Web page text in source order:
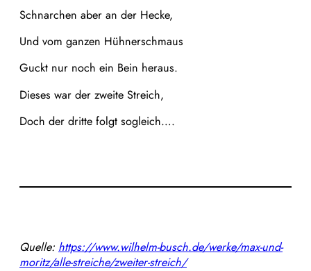
Schnarchen aber an der Hecke,
Und vom ganzen Hühnerschmaus
Guckt nur noch ein Bein heraus.
Dieses war der zweite Streich,
Doch der dritte folgt sogleich….
Quelle: https://www.wilhelm-busch.de/werke/max-und-
moritz/alle-streiche/zweiter-streich/